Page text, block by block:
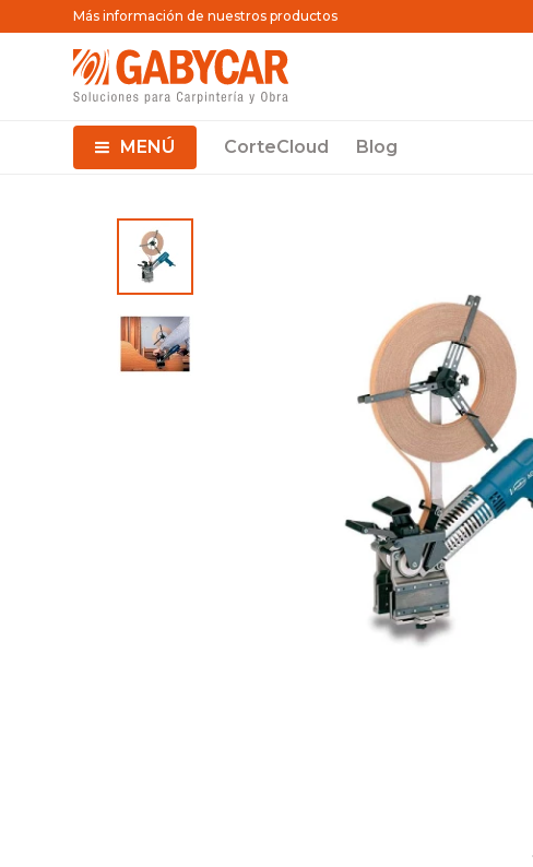
MENÚ CorteCloud Blog
Más información de nuestros productos